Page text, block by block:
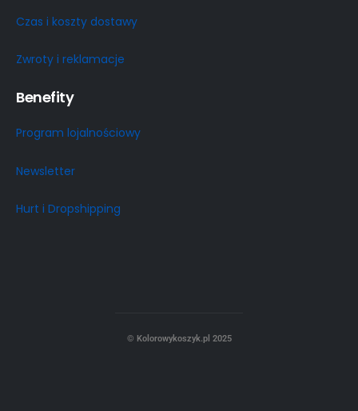
Czas i koszty dostawy
Zwroty i reklamacje
Benefity
Program lojalnościowy
Newsletter
Hurt i Dropshipping
© Kolorowykoszyk.pl 2025